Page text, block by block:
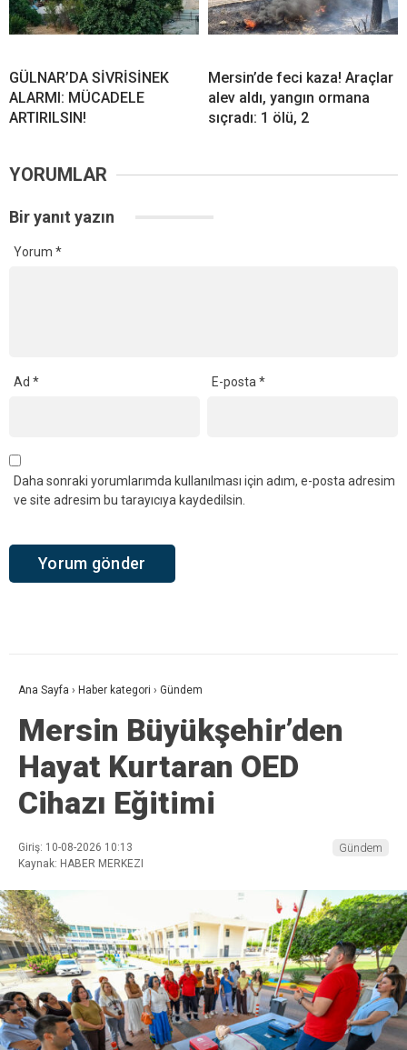
GÜLNAR’DA SİVRİSİNEK
ALARMI: MÜCADELE
ARTIRILSIN!
Mersin’de feci kaza! Araçlar
alev aldı, yangın ormana
sıçradı: 1 ölü, 2
YORUMLAR
Bir yanıt yazın
Yorum *
Ad * E-posta*
Daha sonraki yorumlarımda kullanılması için adım, e-posta adresim
ve site adresim bu tarayıcıya kaydedilsin.
Ana Sayfa › Haber kategori › Gündem
Mersin Büyükşehir’den
Hayat Kurtaran OED
Cihazı Eğitimi
Giriş: 10-08-2026 10:13
Kaynak: HABER MERKEZI
Gündem